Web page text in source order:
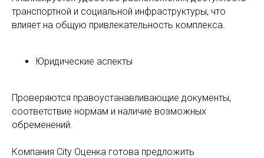
транспортной и социальной инфраструктуры, что
влияет на общую привлекательность комплекса.
Юридические аспекты
Проверяются правоустанавливающие документы,
соответствие нормам и наличие возможных
обременений.
Компания City Оценка готова предложить